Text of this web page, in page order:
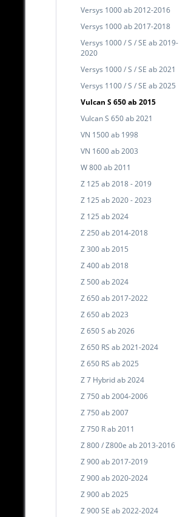
Versys 1000 ab 2012-2016
Versys 1000 ab 2017-2018
Versys 1000 / S / SE ab 2019-
2020
Versys 1000 / S / SE ab 2021
Versys 1100 / S / SE ab 2025
Vulcan S 650 ab 2015
Vulcan S 650 ab 2021
VN 1500 ab 1998
VN 1600 ab 2003
W 800 ab 2011
Z 125 ab 2018 - 2019
Z 125 ab 2020 - 2023
Z 125 ab 2024
Z 250 ab 2014-2018
Z 300 ab 2015
Z 400 ab 2018
Z 500 ab 2024
Z 650 ab 2017-2022
Z 650 ab 2023
Z 650 S ab 2026
Z 650 RS ab 2021-2024
Z 650 RS ab 2025
Z 7 Hybrid ab 2024
Z 750 ab 2004-2006
Z 750 ab 2007
Z 750 R ab 2011
Z 800 / Z800e ab 2013-2016
Z 900 ab 2017-2019
Z 900 ab 2020-2024
Z 900 ab 2025
Z 900 SE ab 2022-2024